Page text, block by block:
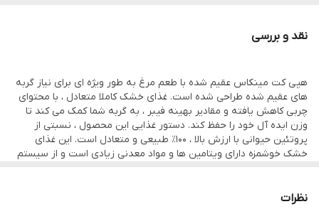
حاوی اسیدهای چرب امگا۳ و امگا۶ جهت سلامتی پوست و مو
نقد و بررسی
هپی کت مینکاس عقیم شده با طعم مرغ به طور ویژه ای برای نیاز گربه
های عقیم شده طراحی شده است. غذای خشک کاملا متعادل ، با محتوای
چربی کاهش یافته و مقادیر بهینه فیبر ، به گربه شما کمک می کند تا
وزن ایده آل خود را حفظ کند. دستور غذایی این محصول ، نسبتی از
پروتئین حیوانی با ارزش بالا ، 100٪ طبیعی و متعادل است. این غذای
خشک خوشمزه دارای ویتامین ها و مواد معدنی زیادی است و از سیستم
نظرات